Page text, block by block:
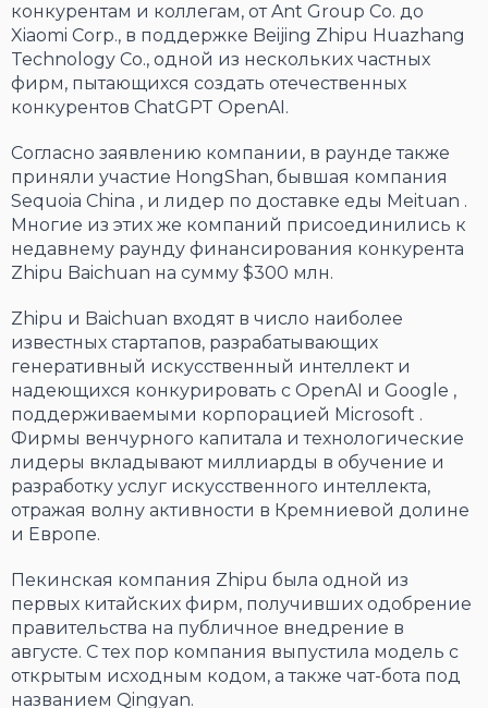
конкурентам и коллегам, от Ant Group Co. до
Xiaomi Corp., в поддержке Beijing Zhipu Huazhang
Technology Co., одной из нескольких частных
фирм, пытающихся создать отечественных
конкурентов ChatGPT OpenAI.
Согласно заявлению компании, в раунде также
приняли участие HongShan, бывшая компания
Sequoia China , и лидер по доставке еды Meituan .
Многие из этих же компаний присоединились к
недавнему раунду финансирования конкурента
Zhipu Baichuan на сумму $300 млн.
Zhipu и Baichuan входят в число наиболее
известных стартапов, разрабатывающих
генеративный искусственный интеллект и
надеющихся конкурировать с OpenAI и Google ,
поддерживаемыми корпорацией Microsoft .
Фирмы венчурного капитала и технологические
лидеры вкладывают миллиарды в обучение и
разработку услуг искусственного интеллекта,
отражая волну активности в Кремниевой долине
и Европе.
Пекинская компания Zhipu была одной из
первых китайских фирм, получивших одобрение
правительства на публичное внедрение в
августе. С тех пор компания выпустила модель с
открытым исходным кодом, а также чат-бота под
названием Qingyan.